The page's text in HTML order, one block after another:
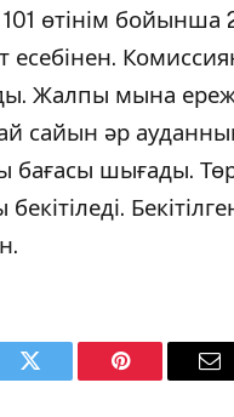
өтінім
есебінен.
Жалпы мына
сайын әр
бағасы шығады.
Twitter Pinterest